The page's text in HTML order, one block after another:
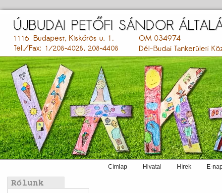
tartalomra
menu
Címlap Hivatal Hírek E-